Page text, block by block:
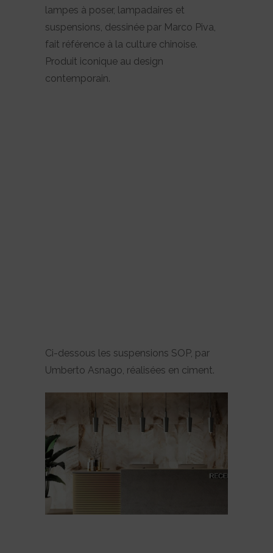
lampes à poser, lampadaires et
suspensions, dessinée par Marco Piva,
fait référence à la culture chinoise.
Produit iconique au design
contemporain.
Ci-dessous les suspensions SOP, par
Umberto Asnago, réalisées en ciment.